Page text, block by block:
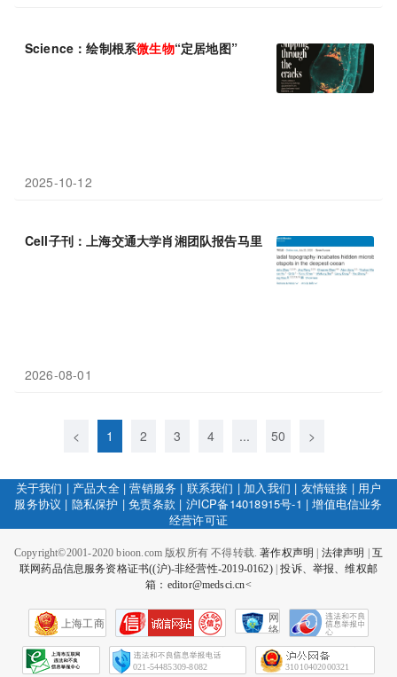
Science：绘制根系微生物“定居地图”
2025-10-12
Cell子刊：上海交通大学肖湘团队报告马里亚纳海沟中的隐蔽微生
2026-08-01
< 1 2 3 4 ... 50 >
关于我们 | 产品大全|营销服务 | 联系我们 | 加入我们 | 友情链接 | 用户
服务协议 | 隐私保护 |免责条款 | 沪ICP备14018915号-1 |增值电信业务
经营许可证
Copyright©2001-2020 bioon.com 版权所有 不得转载.著作权声明 法律声明
互
联网药品信息服务资格证书((沪)-非经营性-2019-0162)|投诉、举报、维权邮
箱：editor@medsci.cn<
上海工商
网
络
会
征
021-54485309-8082 31010402000321